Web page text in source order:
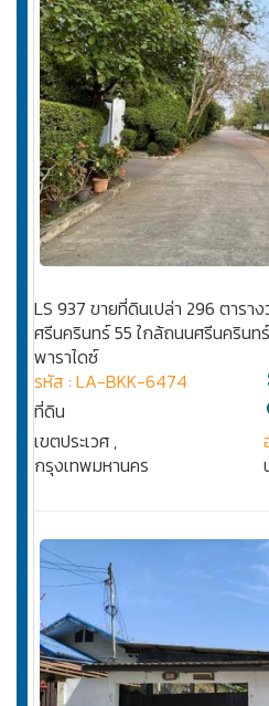
LS 937 ขายที่ดินเปล่า 296 ตารา
ศรีนครินทร์ 55 ใกล้ถนนศรีนครินท
พาราไดซ์
รหัส : LA-BKK-6474
ที่ดิน
เขตประเวศ ,
กรุงเทพมหานคร